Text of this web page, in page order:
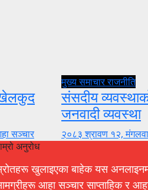
खेलकुद
सञ्चार
मुख्य समाचारराजनीति
संसदीय
जनवादी व्यवस्था
२०८३ श्रावण १२,
अनुरोध
खुलाइएका बाहेक यस
आहा सञ्चार साप्ताहिक र